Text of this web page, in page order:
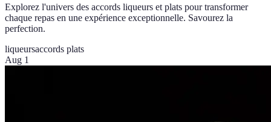
Explorez l'univers des accords liqueurs et plats pour transformer
chaque repas en une expérience exceptionnelle. Savourez la
perfection.
liqueursaccords plats
Aug 1